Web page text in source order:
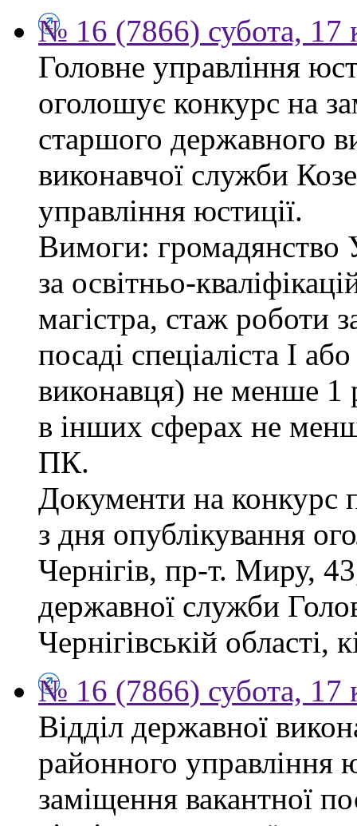
№ 16 (7866) субота, 17
Головне управління
оголошує конкурс на
старшого державного
виконавчої служби
управління юстиції.
Вимоги: громадянство
за освітньо-
магістра, стаж роботи
посаді спеціаліста І
виконавця) не менше 1
в інших сферах не
ПК.
Документи на конкурс
з дня опублікування
Чернігів, пр-т. Миру,
державної служби
Чернігівській
№ 16 (7866) субота, 17
Відділ державної
районного управління
заміщення вакантної